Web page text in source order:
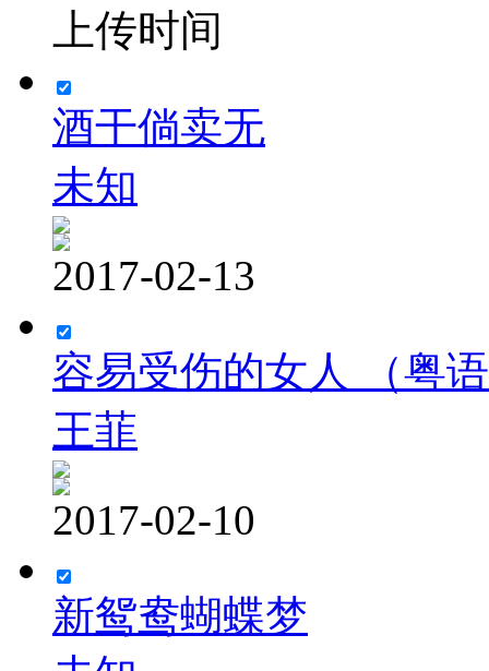
上传时间
酒干倘卖无
未知
2017-02-13
容易受伤的女人 （粤
王菲
2017-02-10
新鸳鸯蝴蝶梦